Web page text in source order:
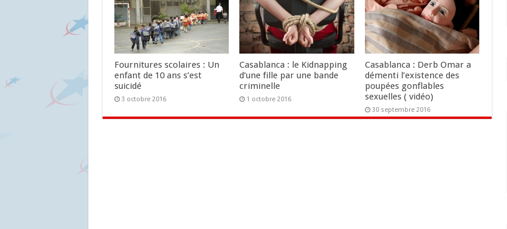
Fournitures scolaires : Un
enfant de 10 ans s’est
suicidé
3 octobre 2016
Casablanca : le Kidnapping
d’une fille par une bande
criminelle
1 octobre 2016
Casablanca : Derb Omar a
démenti l’existence des
poupées gonflables
sexuelles ( vidéo)
30 septembre 2016